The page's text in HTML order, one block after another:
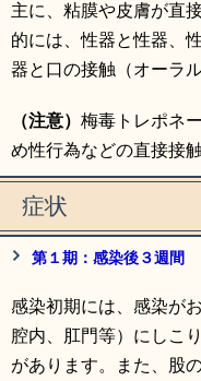
主に、粘膜や皮膚が直
的には、性器と性器、
器と口の接触（オーラ
（注意） 梅毒トレポネ
め性行為などの直接接
症状
第１期：感染後３週間
感染初期には、感染が
腔内、肛門等）にしこ
があります。また、股